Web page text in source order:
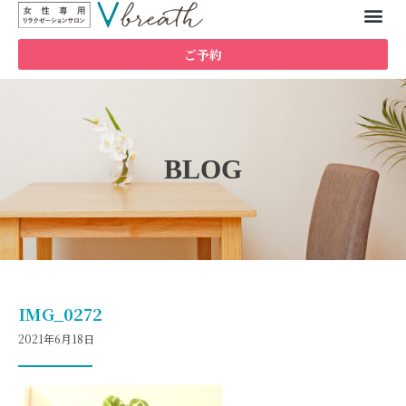
ご予約
BLOG
IMG_0272
2021年6月18日